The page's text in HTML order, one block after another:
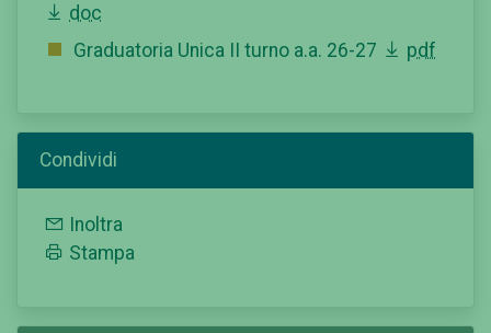
doc
Graduatoria Unica II turno a.a. 26-27
pdf
Condividi
Inoltra
Stampa